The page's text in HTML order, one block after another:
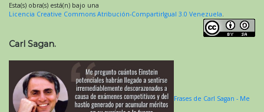
Esta(s) obra(s) está(n) bajo una
Licencia Creative Commons Atribución-CompartirIgual 3.0 Venezuela.
Carl Sagan.
Frases de Carl Sagan - Me